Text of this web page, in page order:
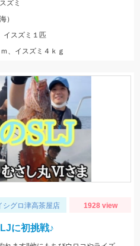
ズミ
）
イスズミ１匹
、イスズミ４ｋｇ
シグロ津高茶屋店 1928 view
に初挑戦♪